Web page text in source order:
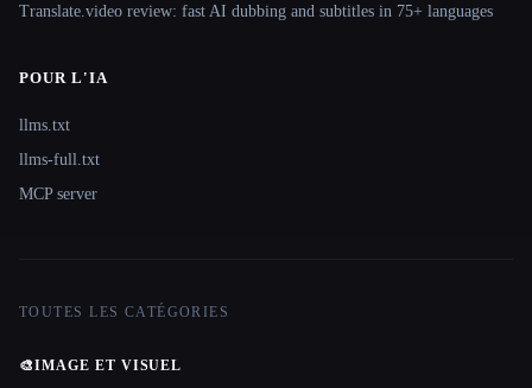
Translate.video review: fast AI dubbing and subtitles in 75+ languages
POUR L'IA
llms.txt
llms-full.txt
MCP server
TOUTES LES CATÉGORIES
🎨IMAGE ET VISUEL